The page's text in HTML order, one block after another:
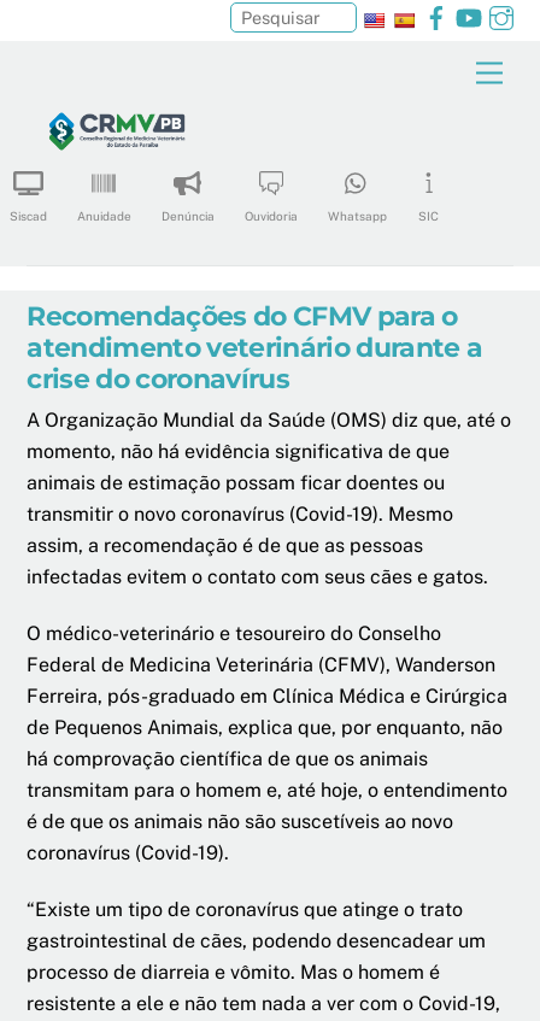
content
Facebook
Siscad Anuidade Denúncia Ouvidoria Whatsapp SIC
Pesquisar
Recomendações do CFMV para o
atendimento veterinário durante a
crise do coronavírus
A Organização Mundial da Saúde (OMS) diz que, até o
momento, não há evidência significativa de que
animais de estimação possam ficar doentes ou
transmitir o novo coronavírus (Covid-19). Mesmo
assim, a recomendação é de que as pessoas
infectadas evitem o contato com seus cães e gatos.
O médico-veterinário e tesoureiro do Conselho
Federal de Medicina Veterinária (CFMV), Wanderson
Ferreira, pós-graduado em Clínica Médica e Cirúrgica
de Pequenos Animais, explica que, por enquanto, não
há comprovação científica de que os animais
transmitam para o homem e, até hoje, o entendimento
é de que os animais não são suscetíveis ao novo
coronavírus (Covid-19).
“Existe um tipo de coronavírus que atinge o trato
gastrointestinal de cães, podendo desencadear um
processo de diarreia e vômito. Mas o homem é
resistente a ele e não tem nada a ver com o Covid-19,